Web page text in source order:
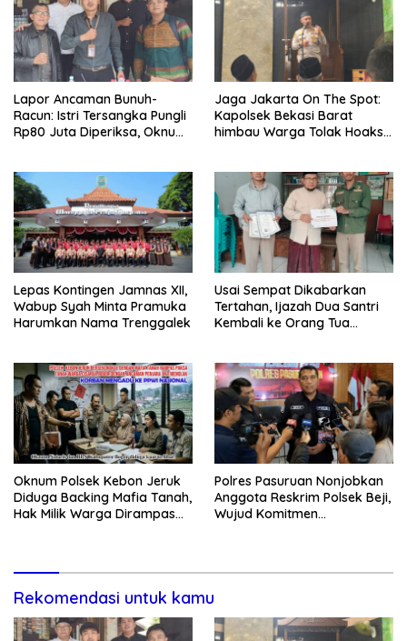
Lapor Ancaman Bunuh-
Racun: Istri Tersangka Pungli
Rp80 Juta Diperiksa, Oknum
Jaga Jakarta On The Spot:
Kapolsek Bekasi Barat
himbau Warga Tolak Hoaks
Lepas Kontingen Jamnas XII,
Wabup Syah Minta Pramuka
Harumkan Nama Trenggalek
Usai Sempat Dikabarkan
Tertahan, Ijazah Dua Santri
Kembali ke Orang Tua
Oknum Polsek Kebon Jeruk
Diduga Backing Mafia Tanah,
Hak Milik Warga Dirampas
Polres Pasuruan Nonjobkan
Anggota Reskrim Polsek Beji,
Wujud Komitmen
Rekomendasi untuk kamu